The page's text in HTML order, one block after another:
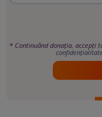
* Continuând donația, accepți
confidențialitate